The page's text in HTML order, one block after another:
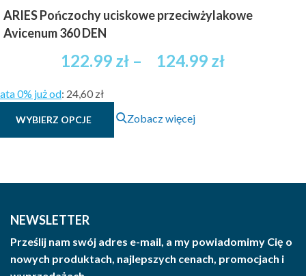
ARIES Pończochy uciskowe przeciwżylakowe
Avicenum 360 DEN
122.99 zł – 124.99 złZakres
124.99 zł
0% już od: 24,60 zł
WYBIERZ OPCJE
Ten
produkt
na
stronie
Zobacz więcej
NEWSLETTER
Prześlij nam swój adres e-mail, a my powiadomimy Cię o
nowych produktach, najlepszych cenach, promocjach i